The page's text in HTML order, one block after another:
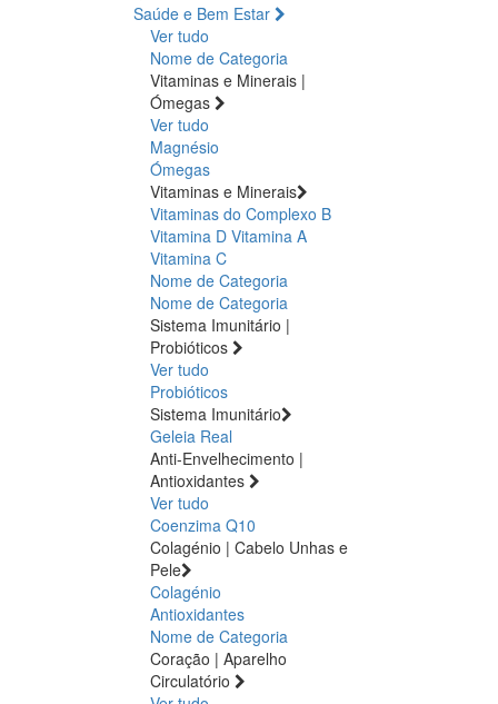
Saúde e Bem Estar
Ver tudo
Nome de Categoria
Vitaminas e Minerais |
Ómegas
Ver tudo
Magnésio
Ómegas
Vitaminas e Minerais
Vitaminas do Complexo B
Vitamina D Vitamina A
Vitamina C
Nome de Categoria
Nome de Categoria
Sistema Imunitário |
Probióticos
Ver tudo
Probióticos
Sistema Imunitário
Geleia Real
Anti-Envelhecimento |
Antioxidantes
Ver tudo
Coenzima Q10
Colagénio | Cabelo Unhas e
Pele
Colagénio
Antioxidantes
Nome de Categoria
Coração | Aparelho
Circulatório